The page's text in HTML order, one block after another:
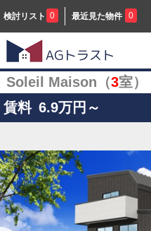
検討リスト 0 最近見た物件 0
Soleil Maison（3室）
賃料 6.9万円～